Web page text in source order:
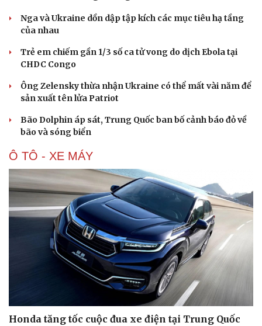
Nga và Ukraine dồn dập tập kích các mục tiêu hạ tầng
của nhau
Trẻ em chiếm gần 1/3 số ca tử vong do dịch Ebola tại
CHDC Congo
Ông Zelensky thừa nhận Ukraine có thể mất vài năm để
sản xuất tên lửa Patriot
Bão Dolphin áp sát, Trung Quốc ban bố cảnh báo đỏ về
bão và sóng biển
Ô TÔ - XE MÁY
Honda tăng tốc cuộc đua xe điện tại Trung Quốc